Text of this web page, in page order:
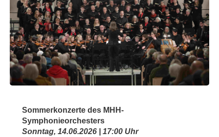
Sommerkonzerte des MHH-
Symphonieorchesters
Sonntag, 14.06.2026 | 17:00 Uhr